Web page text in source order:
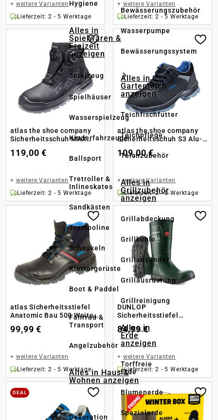
Hygiene
Alles in
Spielwaren &
Freizeit
anzeigen
Spielzeug
Spielhäuser
Wasserspielzeug
Kinderfahrzeuge
Ballsport
Tretroller &
Inlineskates
Sandkästen
Trampoline
Schaukeln
Klettergerüste
Boot & Paddel
Fahrrad &
Transport
Angelzubehör
Alles in Haus &
Wohnen anzeigen
Dekoration
Bewässerungszubehör
Wasserpumpe
Bewässerungssystem
Alles in
Gartenteich
anzeigen
Teichfischfutter
Teichpflege
Teichzubehör
Alles in
Grillzubehör
anzeigen
Grillabdeckung
Grillkohle
Grillanzünder
Grillausrüstung
Grillreinigung
Alles in
Erde
anzeigen
Torffreie
Erde
Blumenerde
Spezialerde
+ weitere Varianten
Lieferzeit: 2 - 5 Werktage
+ weitere Varianten
Lieferzeit: 2 - 5 Werktage
atlas the shoe company
Sicherheitsschuh MAX
12
119,00 €
+ weitere Varianten
Lieferzeit: 2 - 5 Werktage
atlas the shoe company
Sicherheitsschuh S3 Alu-
109,00 €
+weitere Varianten
Lieferzeit: 2 - 5 Werktage
atlas Sicherheitsstiefel
Anatomic Bau 500 Weite
99,99 €
+ weitere Varianten
Lieferzeit: 2 - 5 Werktage
DUNLOP
Sicherheitsstiefel
Purofort TerraPRO Full
Safety S5
84,99 €
+ weitere Varianten
Lieferzeit: 2 - 5 Werktage
DEAL